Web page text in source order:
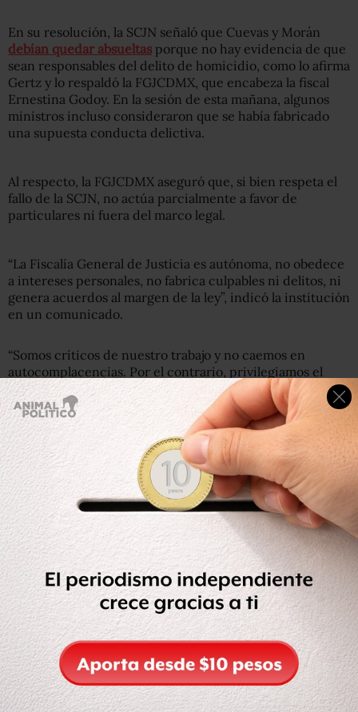
En su resolución, la SCJN señaló que Cuevas y Morán
debían quedar absueltas porque no hay evidencia de que
sean responsables del delito de homicidio, como lo afirma
Gertz y lo respaldó la FGJCDMX, que encabeza la fiscal
Ernestina Godoy. En la sesión de esta mañana, algunos
ministros incluso consideraron que se había fabricado
una supuesta conducta delictiva.
Al respecto, la FGJCDMX aseguró que, si bien respeta el
fallo de la SCJN, no actúa parcialmente a favor de
particulares ni fuera del marco legal.
“La Fiscalía General de Justicia es autónoma, no obedece
a intereses personales, no fabrica culpables ni delitos, ni
genera acuerdos al margen de la ley”, indicó la institución
en un comunicado.
“Somos críticos de nuestro trabajo y no caemos en
autocomplacencias. Por el contrario, privilegiamos el
análisis a fondo y revisamos las actuaciones que así lo
requieran. Tras la resolución, atenderemos lo que nos
corresponda jurídicamente”, añadió.
La#FGJCDMXInforma con relación a la resolución